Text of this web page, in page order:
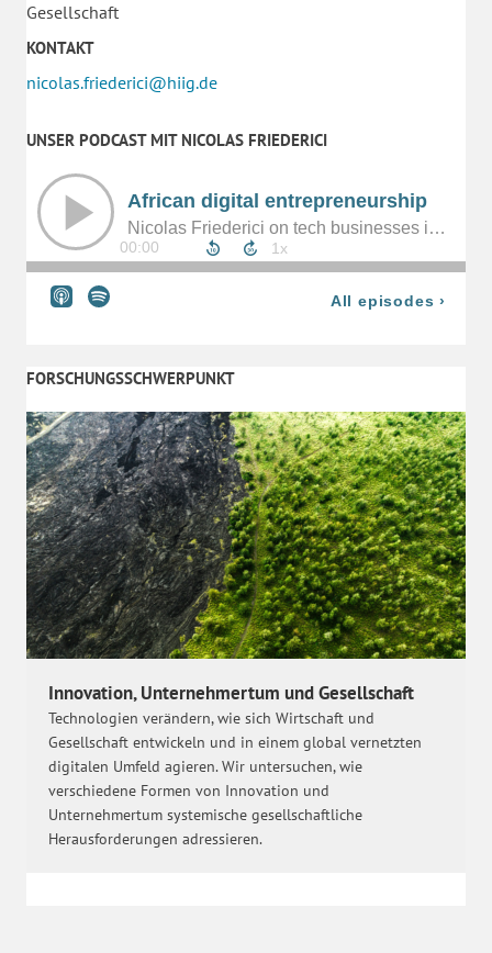
Gesellschaft
KONTAKT
nicolas.friederici@hiig.de
UNSER PODCAST MIT NICOLAS FRIEDERICI
FORSCHUNGSSCHWERPUNKT
Innovation, Unternehmertum und Gesellschaft
Technologien verändern, wie sich Wirtschaft und
Gesellschaft entwickeln und in einem global vernetzten
digitalen Umfeld agieren. Wir untersuchen, wie
verschiedene Formen von Innovation und
Unternehmertum systemische gesellschaftliche
Herausforderungen adressieren.